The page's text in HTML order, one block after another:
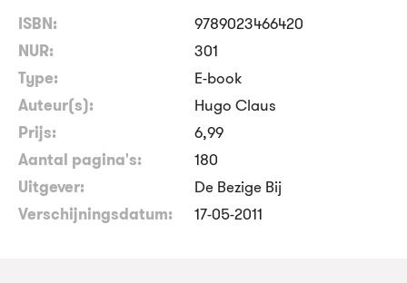
ISBN:
9789023466420
NUR:
301
Type:
E-book
Auteur(s):
Hugo Claus
Prijs:
6,99
Aantal pagina's:
180
Uitgever:
De Bezige Bij
Verschijningsdatum:
17-05-2011